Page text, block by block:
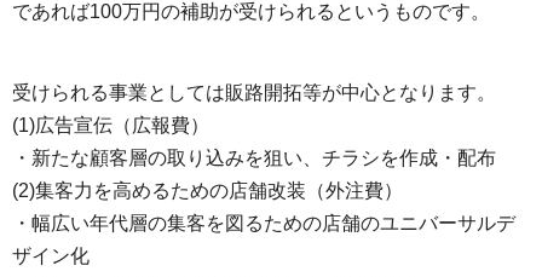
であれば100万円の補助が受けられるというものです。
受けられる事業としては販路開拓等が中心となります。
(1)広告宣伝（広報費）
・新たな顧客層の取り込みを狙い、チラシを作成・配布
(2)集客力を高めるための店舗改装（外注費）
・幅広い年代層の集客を図るための店舗のユニバーサルデ
ザイン化